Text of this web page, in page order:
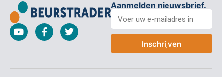
Aanmelden nieuwsbrief.
Inschrijven